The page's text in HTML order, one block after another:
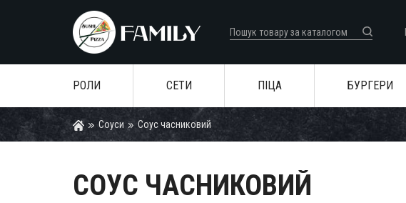
РОЛИ СЕТИ ПІЦА БУРГЕРИ
Соуси Соус часниковий
СОУС ЧАСНИКОВИЙ